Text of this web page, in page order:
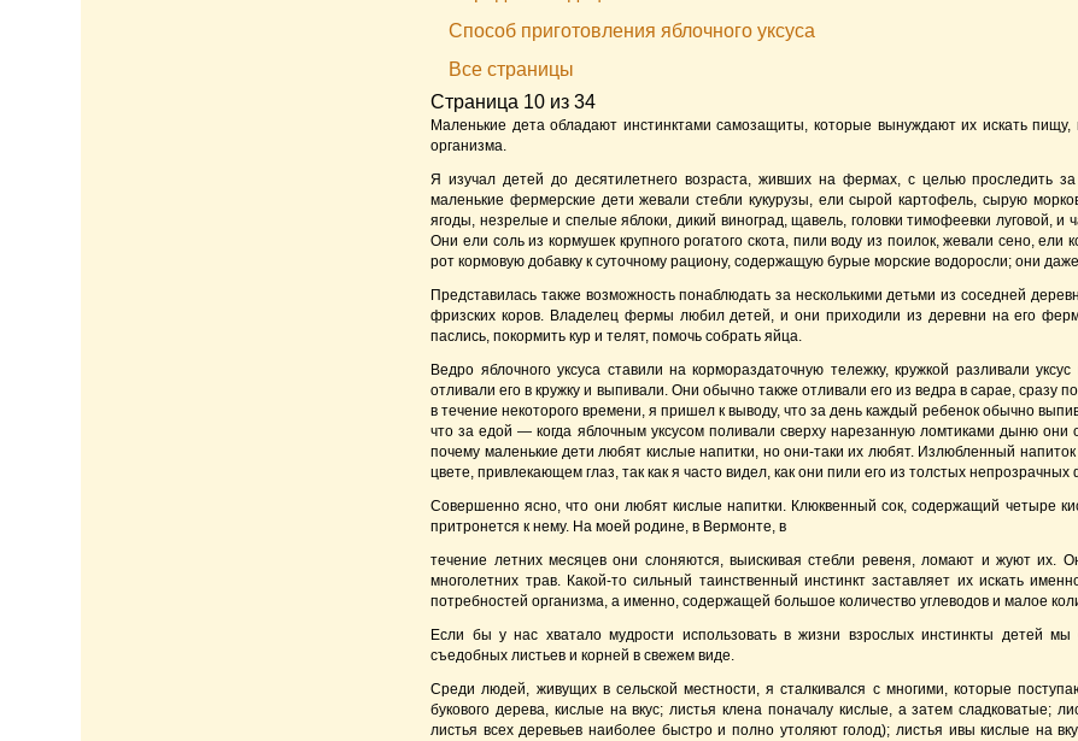
Способ приготовления яблочного уксуса
Все страницы
Страница 10 из 34
Маленькие дета обладают инстинктами самозащиты, которые вынуждают их искать
организма.
Я изучал детей до десятилетнего возраста, живших на фермах, с целью проследить
маленькие фермерские дети жевали стебли кукурузы, ели сырой картофель, сырую
ягоды, незрелые и спелые яблоки, дикий виноград, щавель, головки тимофеевки луговой,
Они ели соль из кормушек крупного рогатого скота, пили воду из поилок, жевали сено,
рот кормовую добавку к суточному рациону, содержащую бурые морские водоросли; они
Представилась также возможность понаблюдать за несколькими детьми из соседней
фризских коров. Владелец фермы любил детей, и они приходили из деревни на его
паслись, покормить кур и телят, помочь собрать яйца.
Ведро яблочного уксуса ставили на кормораздаточную тележку, кружкой разливали
отливали его в кружку и выпивали. Они обычно также отливали его из ведра в сарае, сразу
в течение некоторого времени, я пришел к выводу, что за день каждый ребенок обычно
что за едой — когда яблочным уксусом поливали сверху нарезанную ломтиками дыню
почему маленькие дети любят кислые напитки, но они-таки их любят. Излюбленный
цвете, привлекающем глаз, так как я часто видел, как они пили его из толстых
Совершенно ясно, что они любят кислые напитки. Клюквенный сок, содержащий четыре
притронется к нему. На моей родине, в Вермонте, в
течение летних месяцев они слоняются, выискивая стебли ревеня, ломают и жуют их.
многолетних трав. Какой-то сильный таинственный инстинкт заставляет их искать
потребностей организма, а именно, содержащей большое количество углеводов и малое
Если бы у нас хватало мудрости использовать в жизни взрослых инстинкты детей
съедобных листьев и корней в свежем виде.
Среди людей, живущих в сельской местности, я сталкивался с многими, которые
букового дерева, кислые на вкус; листья клена поначалу кислые, а затем сладковатые;
листья всех деревьев наиболее быстро и полно утоляют голод); листья ивы кислые на